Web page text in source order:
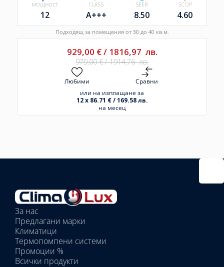
МОЩНОСТ
12
CLASS
A+++
SEER
8.50
SCOP
4.60
Подходящ за помещения от 30 до 40 кв.м.
929,00 €/ 1816,97 лв.
979,00€/1914,76лв.
Любими
Сравни
или на изплащане за
12 x 86.71 € / 169.58 лв.
на месец
Избрани
вътрешни
тела:
Избрано
тяло:
За нас
Предлагани марки
Климатици
Термопомпени системи
Промоции %
Всички продукти